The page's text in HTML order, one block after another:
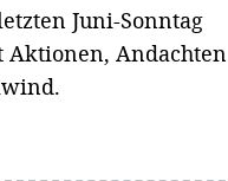
Juni-Sonntag
Aktionen, Andachten